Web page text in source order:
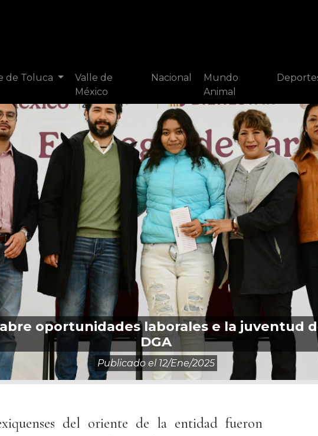
de Toluca
Valle de
México
Nacional
Mundo
Animal
oportunidades laborales e la juventud
DGA
Publicado el 12/ene/2025
del oriente de la entidad fueron